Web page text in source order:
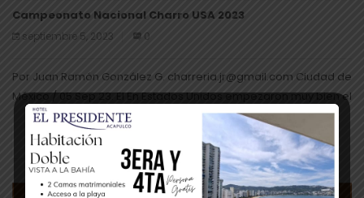
Campeonato Nacional Charro USA 2023
septiembre 5, 2023 0
Por Juan Ramón González G. charreria.jr@gmail.com Ciudad de
México / 05 Sep 23. El En Estados Unidos empezaron muy bien el
mes de septiembre, ya que se realizó el “XXVII...
Leer Más